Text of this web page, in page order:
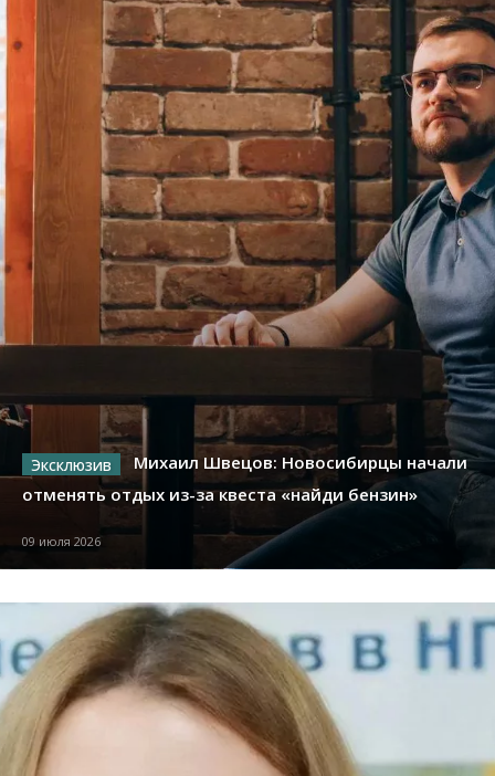
Михаил Швецов: Новосибирцы начали
отменять отдых из-за квеста «найди бензин»
09 июля 2026